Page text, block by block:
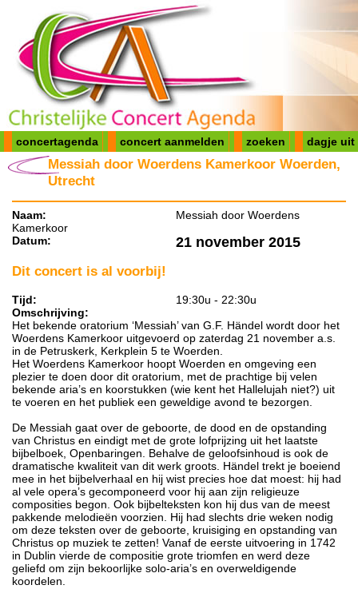
concertagenda concert aanmelden zoeken dagje uit
Messiah door Woerdens Kamerkoor Woerden,
Utrecht
Naam:
Messiah door Woerdens
Kamerkoor
Datum:
21 november 2015
Dit concert is al voorbij!
Tijd:
19:30u - 22:30u
Omschrijving:
Het bekende oratorium ‘Messiah’ van G.F. Händel wordt door het
Woerdens Kamerkoor uitgevoerd op zaterdag 21 november a.s.
in de Petruskerk, Kerkplein 5 te Woerden.
Het Woerdens Kamerkoor hoopt Woerden en omgeving een
plezier te doen door dit oratorium, met de prachtige bij velen
bekende aria’s en koorstukken (wie kent het Hallelujah niet?) uit
te voeren en het publiek een geweldige avond te bezorgen.
De Messiah gaat over de geboorte, de dood en de opstanding
van Christus en eindigt met de grote lofprijzing uit het laatste
bijbelboek, Openbaringen. Behalve de geloofsinhoud is ook de
dramatische kwaliteit van dit werk groots. Händel trekt je boeiend
mee in het bijbelverhaal en hij wist precies hoe dat moest: hij had
al vele opera’s gecomponeerd voor hij aan zijn religieuze
composities begon. Ook bijbelteksten kon hij dus van de meest
pakkende melodieën voorzien. Hij had slechts drie weken nodig
om deze teksten over de geboorte, kruisiging en opstanding van
Christus op muziek te zetten! Vanaf de eerste uitvoering in 1742
in Dublin vierde de compositie grote triomfen en werd deze
geliefd om zijn bekoorlijke solo-aria’s en overweldigende
koordelen.